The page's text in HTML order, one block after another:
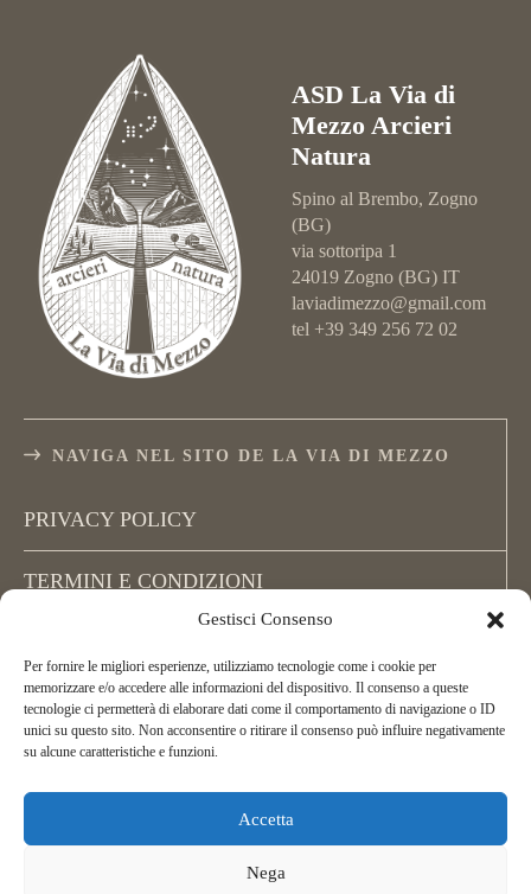
Gestisci Consenso
Per fornire le migliori esperienze, utilizziamo tecnologie come i cookie per
memorizzare e/o accedere alle informazioni del dispositivo. Il consenso a queste
tecnologie ci permetterà di elaborare dati come il comportamento di navigazione o ID
unici su questo sito. Non acconsentire o ritirare il consenso può influire negativamente
su alcune caratteristiche e funzioni.
Accetta
Nega
ASD La Via di
Mezzo Arcieri
Natura
Spino al Brembo, Zogno
(BG)
via sottoripa 1
24019 Zogno (BG) IT
laviadimezzo@gmail.com
tel +39 349 256 72 02
NAVIGA NEL SITO DE LA VIA DI MEZZO
PRIVACY POLICY
TERMINI E CONDIZIONI
Copyright La Via di Mezzo, All Rights Reserved.